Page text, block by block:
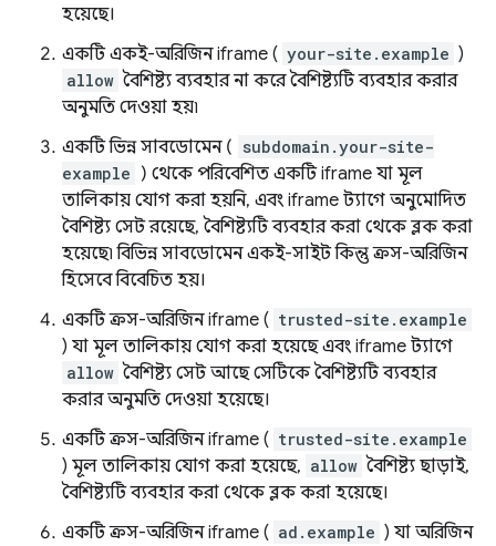
হয়েছে।
একটি একই-অরিজিন iframe ( your-site.example )
allow বৈশিষ্ট্য ব্যবহার না করে বৈশিষ্ট্যটি ব্যবহার করার
অনুমতি দেওয়া হয়৷
একটি ভিন্ন সাবডোমেন ( subdomain.your-site-
example ) থেকে পরিবেশিত একটি iframe যা মূল
তালিকায় যোগ করা হয়নি, এবং iframe ট্যাগে অনুমোদিত
বৈশিষ্ট্য সেট রয়েছে, বৈশিষ্ট্যটি ব্যবহার করা থেকে ব্লক করা
হয়েছে৷ বিভিন্ন সাবডোমেন একই-সাইট কিন্তু ক্রস-অরিজিন
হিসেবে বিবেচিত হয়।
একটি ক্রস-অরিজিন iframe ( trusted-site.example
) যা মূল তালিকায় যোগ করা হয়েছে এবং iframe ট্যাগে
allow বৈশিষ্ট্য সেট আছে সেটিকে বৈশিষ্ট্যটি ব্যবহার
করার অনুমতি দেওয়া হয়েছে।
একটি ক্রস-অরিজিন iframe ( trusted-site.example
) মূল তালিকায় যোগ করা হয়েছে, allow বৈশিষ্ট্য ছাড়াই,
বৈশিষ্ট্যটি ব্যবহার করা থেকে ব্লক করা হয়েছে।
একটি ক্রস-অরিজিন iframe ( ad.example ) যা অরিজিন